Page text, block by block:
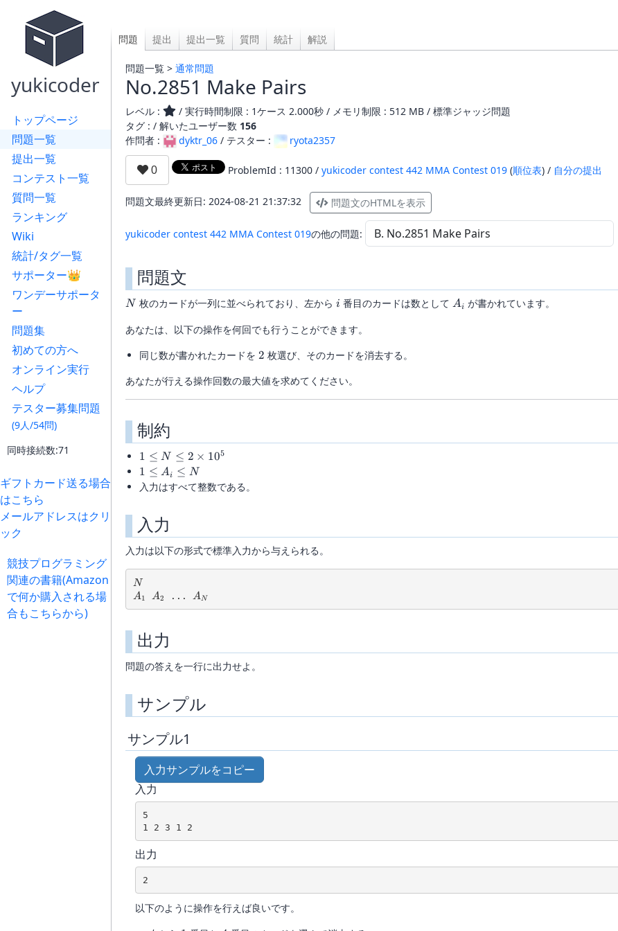
yukicoder
トップページ
問題一覧
提出一覧
コンテスト一覧
質問一覧
ランキング
Wiki
統計/タグ一覧
サポーター👑
ワンデーサポータ
ー
問題集
初めての方へ
オンライン実行
ヘルプ
テスター募集問題
(9人/54問)
同時接続数:71
ギフトカード送る場合
はこちら
メールアドレスはクリ
ック
競技プログラミング
関連の書籍(Amazon
で何か購入される場
合もこちらから)
問題 提出 提出一覧 質問 統計 解説
問題一覧 > 通常問題
No.2851 Make Pairs
レベル :
/ 実行時間制限 : 1ケース 2.000秒 / メモリ制限 : 512 MB / 標準ジャッジ問題
タグ : / 解いたユーザー数 156
作問者 :
dyktr_06 / テスター : ryota2357
ProblemId : 11300 / yukicoder contest 442 MMA Contest 019 (順位表) / 自分の提出
問題文最終更新日: 2024-08-21 21:37:32 問題文のHTMLを表示
yukicoder contest 442 MMA Contest 019の他の問題:
問題文
N
N 枚のカードが一列に並べられており、左から i
i 番目のカードは数として A_i
Ai が書かれています。
あなたは、以下の操作を何回でも行うことができます。
同じ数が書かれたカードを 2
2 枚選び、そのカードを消去する。
あなたが行える操作回数の最大値を求めてください。
制約
1 \leq
N \leq
2
1 ≤ N ≤ 2 × 105
1
\leq
N
1 ≤ Ai ≤ N
入力はすべて整数である。
入力
入力は以下の形式で標準入力から与えられる。
N
N
A_1
A1 A_2
A2 ... A_{N}
AN
出力
問題の答えを一行に出力せよ。
サンプル
サンプル1
入力サンプルをコピー
入力
5
出力
以下のように操作を行えば良いです。